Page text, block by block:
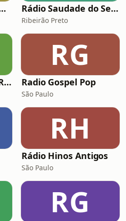
Evangélica Rádio Saudade do Sertão
Ribeirão Preto
Rádio Deus É Amor Ribeirão Preto
RG
Radio Gospel Pop
São Paulo
RH
Rádio Hinos Antigos
São Paulo
RG